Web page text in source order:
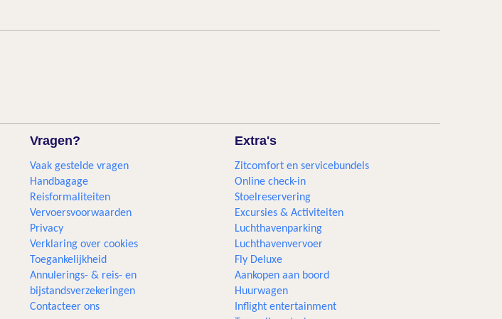
Vragen?
Vaak gestelde vragen
Handbagage
Reisformaliteiten
Vervoersvoorwaarden
Privacy
Verklaring over cookies
Toegankelijkheid
Annulerings- & reis- en
bijstandsverzekeringen
Contacteer ons
Extra's
Zitcomfort en servicebundels
Online check-in
Stoelreservering
Excursies & Activiteiten​
Luchthavenparking
Luchthavenvervoer
Fly Deluxe
Aankopen aan boord
Huurwagen
Inflight entertainment